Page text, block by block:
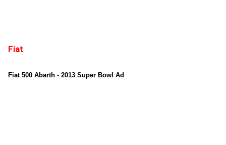
Fiat
Fiat 500 Abarth - 2013 Super Bowl Ad